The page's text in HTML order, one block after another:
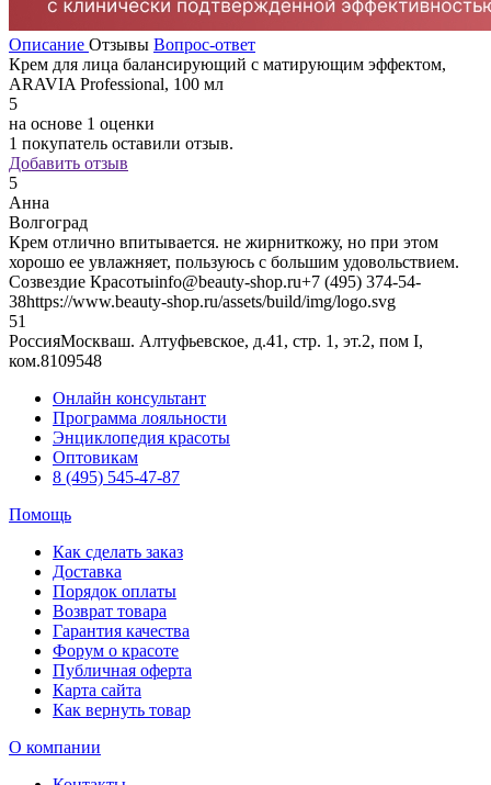
Описание Отзывы Вопрос-ответ
Крем для лица балансирующий с матирующим эффектом,
ARAVIA Professional, 100 мл
5
на основе 1 оценки
1 покупатель оставили отзыв.
Добавить отзыв
5
Анна
Волгоград
Крем отлично впитывается. не жирниткожу, но при этом
хорошо ее увлажняет, пользуюсь с большим удовольствием.
Созвездие Красотыinfo@beauty-shop.ru+7 (495) 374-54-
38https://www.beauty-shop.ru/assets/build/img/logo.svg
51
РоссияМоскваш. Алтуфьевское, д.41, стр. 1, эт.2, пом I,
ком.8109548
Онлайн консультант
Программа лояльности
Энциклопедия красоты
Оптовикам
8 (495) 545-47-87
Помощь
Как сделать заказ
Доставка
Порядок оплаты
Возврат товара
Гарантия качества
Форум о красоте
Публичная оферта
Карта сайта
Как вернуть товар
О компании